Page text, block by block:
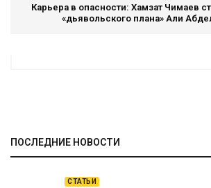
Карьера в опасности: Хамзат Чимаев
«дьявольского плана» Али
ПОСЛЕДНИЕ НОВОСТИ
СТАТЬИ